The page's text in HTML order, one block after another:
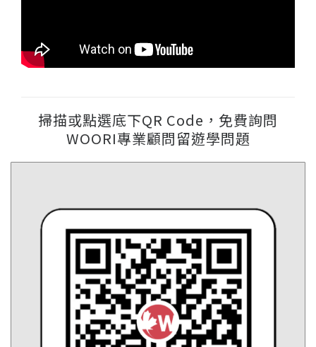
掃描或點選底下QR Code，免費詢問
WOORI專業顧問留遊學問題